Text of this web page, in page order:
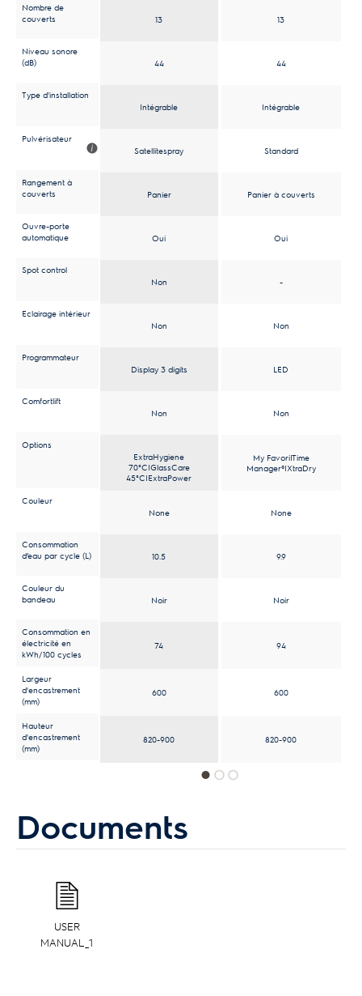
Nombre de
couverts
Niveau sonore
(dB)
Type d'installation
Pulvérisateur
Rangement à
couverts
Ouvre-porte
automatique
Spot control
Eclairage intérieur
Programmateur
Comfortlift
Options
Couleur
Consommation
d’eau par cycle (L)
Couleur du
bandeau
Consommation en
électricité en
kWh/100 cycles
Largeur
d'encastrement
(mm)
Hauteur
d'encastrement
(mm)
13
44
Intégrable
Satellitespray
Panier
Oui
Non
Non
Display 3 digits
Non
ExtraHygiene
70°C|GlassCare
45°C|ExtraPower
None
10.5
Noir
74
600
820-900
13
44
Intégrable
Standard
Panier à couverts
Oui
-
Non
LED
Non
My Favori|Time
Manager®|XtraDry
None
9.9
Noir
94
600
820-900
Documents
USER
MANUAL_1